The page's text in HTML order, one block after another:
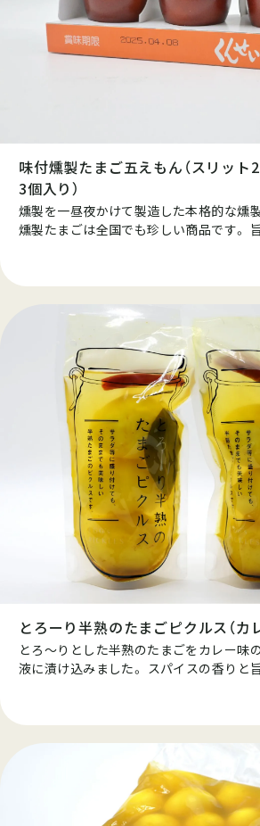
味付燻製たまご五えもん（スリット
3個入り）
燻製を一昼夜かけて製造した本格的な燻
燻製たまごは全国でも珍しい商品です。
込み、桜チップで燻された燻製たまごは
です。 そのまま食べても、スライスして
垂らしても美味しくお召し上がりいただ
とろーり半熟のたまごピクルス（カ
とろ～りとした半熟のたまごをカレー味
液に漬け込みました。 スパイスの香りと
た優しいピクルス。 袋を開けるだけで簡
お子様やピクルスが苦手な方でも食べや
味のお酢を使用しています。 大人気のカ
手な方でも思わずファンになる美味しさで